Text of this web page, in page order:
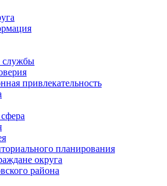
службы
привлекательность
планирования
округа
района